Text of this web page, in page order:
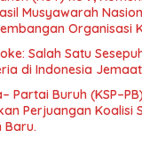
Musyawarah
Organisasi
Salah Satu
di Indonesia
Partai Buruh
Perjuangan Koalisi
Baru.